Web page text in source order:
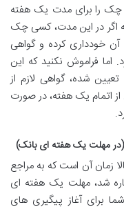
چک را برای مدت یک هفته
اگر در این مدت، کسی چک
آن خودداری کرده و گواهی
اما فراموش نکنید که این
شده، گواهی لازم از
اتمام یک هفته، در صورت
مهلت یک هفته ای بانک)
زمان آن است که به مراجع
شد، مهلت یک هفته ای
برای آغاز پیگیری های